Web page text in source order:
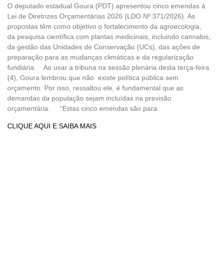
O deputado estadual Goura (PDT) apresentou cinco emendas à
Lei de Diretrizes Orçamentárias 2026 (LDO Nº 371/2026). As
propostas têm como objetivo o fortalecimento da agroecologia,
da pesquisa científica com plantas medicinais, incluindo cannabis,
da gestão das Unidades de Conservação (UCs), das ações de
preparação para as mudanças climáticas e da regularização
fundiária. Ao usar a tribuna na sessão plenária desta terça-feira
(4), Goura lembrou que não existe política pública sem
orçamento. Por isso, ressaltou ele, é fundamental que as
demandas da população sejam incluídas na previsão
orçamentária. “Estas cinco emendas são para
CLIQUE AQUI E SAIBA MAIS